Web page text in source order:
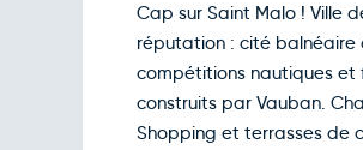
Cap sur Saint Malo ! Ville
réputation : cité balnéaire
compétitions nautiques et
construits par Vauban.
Shopping et terrasses de